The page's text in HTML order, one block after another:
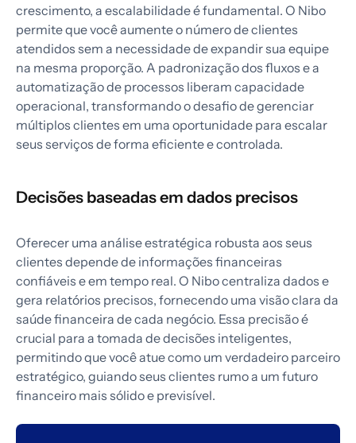
crescimento, a escalabilidade é fundamental. O Nibo
permite que você aumente o número de clientes
atendidos sem a necessidade de expandir sua equipe
na mesma proporção. A padronização dos fluxos e a
automatização de processos liberam capacidade
operacional, transformando o desafio de gerenciar
múltiplos clientes em uma oportunidade para escalar
seus serviços de forma eficiente e controlada.
Decisões baseadas em dados precisos
Oferecer uma análise estratégica robusta aos seus
clientes depende de informações financeiras
confiáveis e em tempo real. O Nibo centraliza dados e
gera relatórios precisos, fornecendo uma visão clara da
saúde financeira de cada negócio. Essa precisão é
crucial para a tomada de decisões inteligentes,
permitindo que você atue como um verdadeiro parceiro
estratégico, guiando seus clientes rumo a um futuro
financeiro mais sólido e previsível.